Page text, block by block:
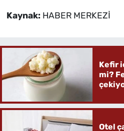
Kaynak: HABER MERKEZİ
Kefir
mi?
Otel